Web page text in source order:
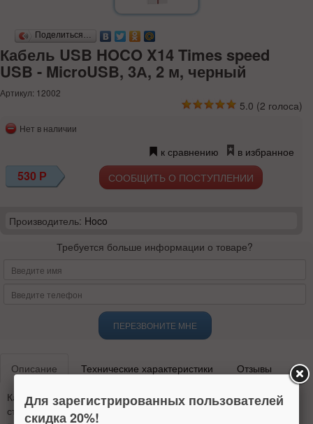
Поделиться…
Кабель USB HOCO X14 Times speed
USB - MicroUSB, 3А, 2 м, черный
Артикул: 12002
5.0 (2 голоса)
Нет в наличии
к сравнению в избранное
530 Р СООБЩИТЬ О ПОСТУПЛЕНИИ
Производитель: Hoco
Требуется больше информации о товаре?
ПЕРЕЗВОНИТЕ МНЕ
Описание Технические характеристики Отзывы
Кабель USB HOCO X14 Times Speed — это надежный и
стильный аксессуар, предназначенный для зарядки и
Для зарегистрированных пользователей
скидка 20%!